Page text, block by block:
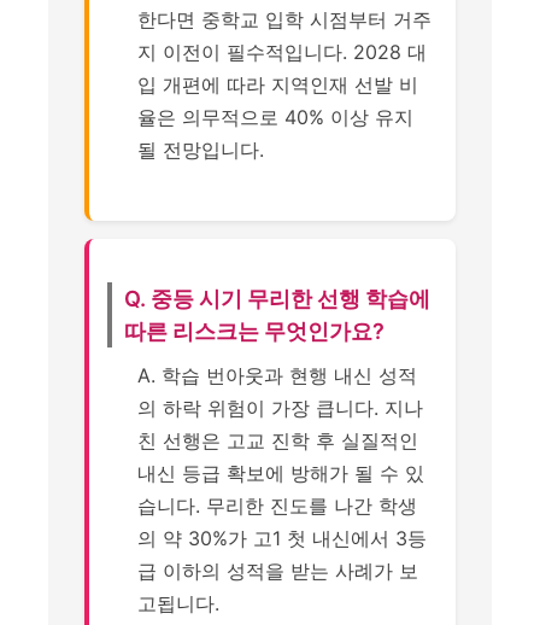
한다면 중학교 입학 시점부터 거주
지 이전이 필수적입니다. 2028 대
입 개편에 따라 지역인재 선발 비
율은 의무적으로 40% 이상 유지
될 전망입니다.
Q. 중등 시기 무리한 선행 학습에
따른 리스크는 무엇인가요?
A. 학습 번아웃과 현행 내신 성적
의 하락 위험이 가장 큽니다. 지나
친 선행은 고교 진학 후 실질적인
내신 등급 확보에 방해가 될 수 있
습니다. 무리한 진도를 나간 학생
의 약 30%가 고1 첫 내신에서 3등
급 이하의 성적을 받는 사례가 보
고됩니다.